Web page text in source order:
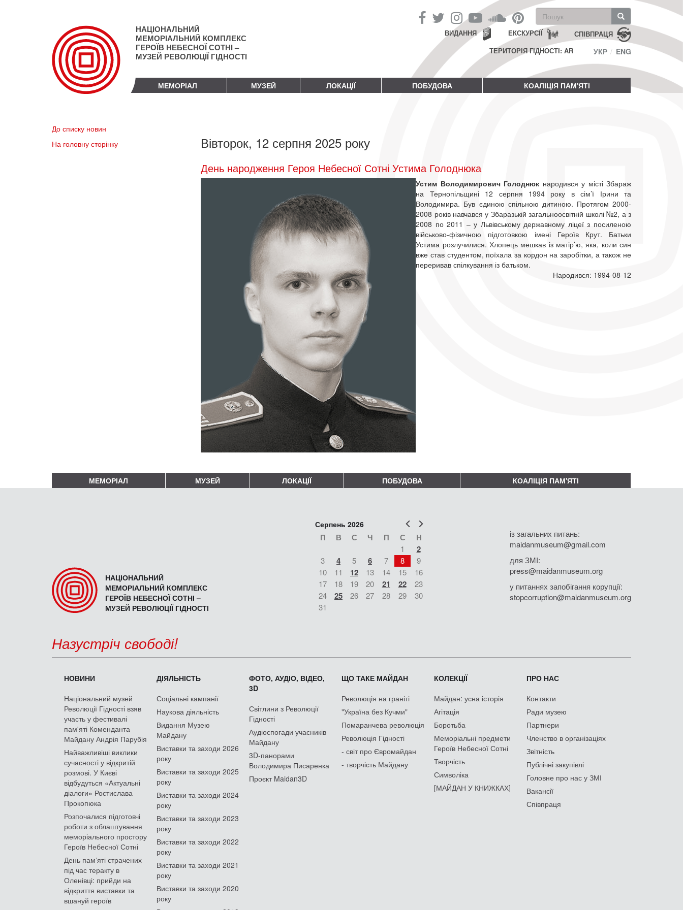
НАЦІОНАЛЬНИЙ
МЕМОРІАЛЬНИЙ КОМПЛЕКС
ГЕРОЇВ НЕБЕСНОЇ СОТНІ –
МУЗЕЙ РЕВОЛЮЦІЇ ГІДНОСТІ
Пошукова
форма
Пошук СПІВПРАЦЯ
ЕКСКУРСІЇ
ВИДАННЯ
ТЕРИТОРІЯ ГІДНОСТІ: AR
УКР ENG
МЕМОРІАЛ МУЗЕЙ ЛОКАЦІЇ ПОБУДОВА КОАЛІЦІЯ ПАМ'ЯТІ
До списку новин
На головну сторінку
Вівторок, 12 серпня 2025 року
День народження Героя Небесної Сотні Устима Голоднюка
Устим Володимирович Голоднюк народився у місті Збараж
на Тернопільщині 12 серпня 1994 року в сім’ї Ірини та
Володимира. Був єдиною спільною дитиною. Протягом 2000-
2008 років навчався у Збаразькій загальноосвітній школі №2, а з
2008 по 2011 – у Львівському державному ліцеї з посиленою
військово-фізичною підготовкою імені Героїв Крут. Батьки
Устима розлучилися. Хлопець мешкав із матір’ю, яка, коли син
вже став студентом, поїхала за кордон на заробітки, а також не
переривав спілкування із батьком.
Народився: 1994-08-12
МЕМОРІАЛ МУЗЕЙ ЛОКАЦІЇ ПОБУДОВА КОАЛІЦІЯ ПАМ'ЯТІ
НАЦІОНАЛЬНИЙ
МЕМОРІАЛЬНИЙ КОМПЛЕКС
ГЕРОЇВ НЕБЕСНОЇ СОТНІ –
МУЗЕЙ РЕВОЛЮЦІЇ ГІДНОСТІ
Попер
Серпень 2026
П В С Ч П С Н
1 2
3 4 5 6 7 8
9
10
11 12 13 14 15
16
17
18 19 20 21 22
23
24
25 26 27 28 29
30
31
із загальних питань:
maidanmuseum@gmail.com
для ЗМІ:
press@maidanmuseum.org
у питаннях запобігання корупції:
stopcorruption@maidanmuseum.org
Назустріч свободі!
НОВИНИ
Національний музей
Революції Гідності взяв
участь у фестивалі
пам'яті Коменданта
Майдану Андрія Парубія
Найважливіші виклики
сучасності у відкритій
розмові. У Києві
відбудуться «Актуальні
діалоги» Ростислава
Прокопюка
Розпочалися підготовчі
роботи з облаштування
меморіального простору
Героїв Небесної Сотні
День памʼяті страчених
під час теракту в
Оленівці: прийди на
відкриття виставки та
вшануй героїв
ДІЯЛЬНІСТЬ
Соціальні кампанії
Наукова діяльність
Видання Музею
Майдану
Виставки та заходи 2026
року
Виставки та заходи 2025
року
Виставки та заходи 2024
року
Виставки та заходи 2023
року
Виставки та заходи 2022
року
Виставки та заходи 2021
року
Виставки та заходи 2020
року
ФОТО, АУДІО, ВІДЕО,
3D
Світлини з Революції
Гідності
Аудіоспогади учасників
Майдану
3D-панорами
Володимира Писаренка
Проєкт Maidan3D
ЩО ТАКЕ МАЙДАН
Революція на граніті
"Україна без Кучми"
Помаранчева революція
Революція Гідності
- світ про Євромайдан
- творчість Майдану
КОЛЕКЦІЇ
Майдан: усна історія
Агітація
Боротьба
Меморіальні предмети
Героїв Небесної Сотні
Творчість
Символіка
[МАЙДАН У КНИЖКАХ]
ПРО НАС
Контакти
Ради музею
Партнери
Членство в організаціях
Звітність
Публічні закупівлі
Головне про нас у ЗМІ
Вакансії
Співпраця